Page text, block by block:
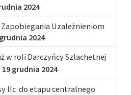
2024
Uzależnieniom
2024
w roli Darczyńcy Szlachetnej
19 grudnia 2024
IIc do etapu centralnego